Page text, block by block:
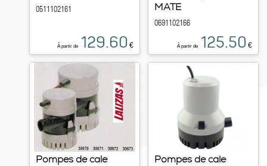
0511102161
À partir de 129.60 €
MATE
0691102166
À partir de 125.50 €
Pompes de cale
Pompes de cale